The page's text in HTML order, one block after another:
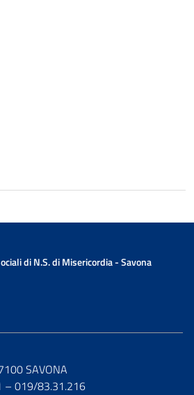
di N.S. di Misericordia - Savona
SAVONA
– 019/83.31.216